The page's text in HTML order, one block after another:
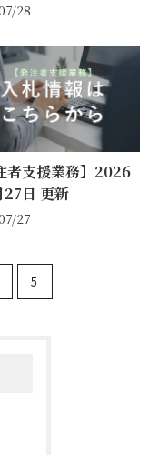
28
者支援業務】2026
27日 更新
27
5